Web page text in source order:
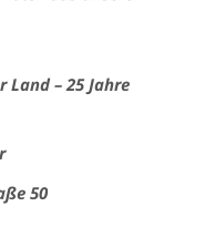
Land – 25 Jahre
50